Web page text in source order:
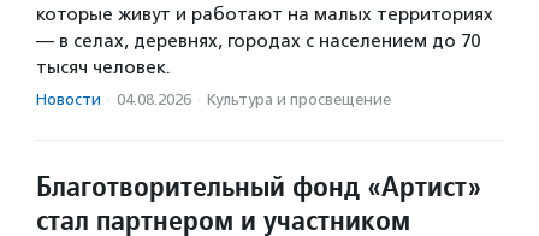
которые живут и работают на малых территориях
— в селах, деревнях, городах с населением до 70
тысяч человек.
Новости · 04.08.2026 · Культура и просвещение
Благотворительный фонд «Артист»
стал партнером и участником